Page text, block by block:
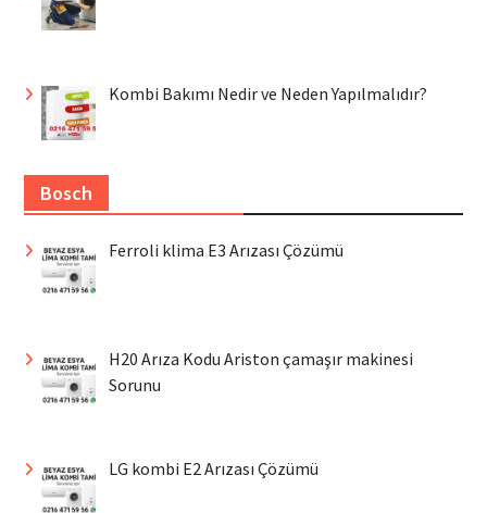
Kombi Bakımı Nedir ve Neden Yapılmalıdır?
Bosch
Ferroli klima E3 Arızası Çözümü
H20 Arıza Kodu Ariston çamaşır makinesi
Sorunu
LG kombi E2 Arızası Çözümü